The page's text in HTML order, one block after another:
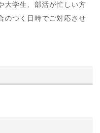
大学生、部活が忙しい方
のつく日時でご対応させ